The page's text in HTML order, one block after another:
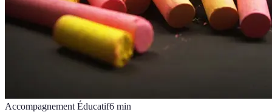
Accompagnement Éducatif6 min